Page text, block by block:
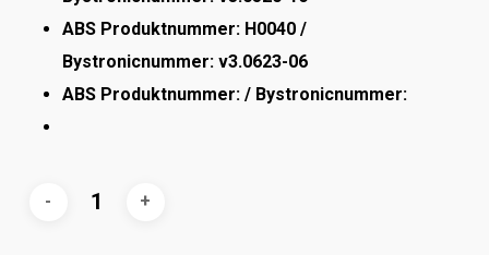
ABS Produktnummer: H0040 /
Bystronicnummer: v3.0623-06
ABS Produktnummer: / Bystronicnummer: